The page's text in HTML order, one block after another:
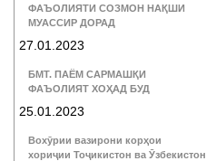
ФАЪОЛИЯТИ СОЗМОН НАҚШИ
МУАССИР ДОРАД
27.01.2023
БМТ. ПАЁМ САРМАШҚИ
ФАЪОЛИЯТ ХОҲАД БУД
25.01.2023
Вохӯрии вазирони корҳои
хориҷии Тоҷикистон ва Ӯзбекистон